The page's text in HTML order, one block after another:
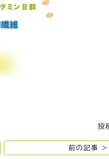
投
前の記事 >